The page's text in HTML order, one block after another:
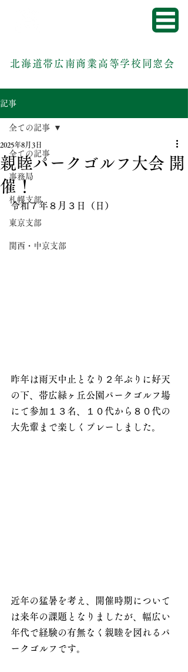
北海道帯広南商業高等学校同窓会
記事
全ての記事
事務局
札幌支部
東京支部
関西・中京支部
全ての記事
親睦パークゴルフ大会 開
催！
2025年8月3日
令和７年 ８月３日（日）
昨年は雨天中止となり２年ぶりに好天
の下、帯広緑ヶ丘公園パークゴルフ場
にて参加１３名、１０代から８０代の
大先輩まで楽しくプレーしました。
近年の猛暑を考え、開催時期について
は来年の課題となりましたが、幅広い
年代で経験の有無なく親睦を図れるパ
ークゴルフです。